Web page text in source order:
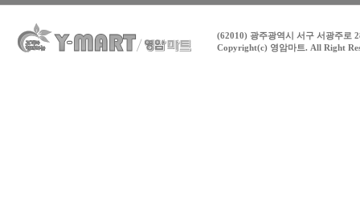
(62010) 광주광역시 서구 서광주로
Copyright(c) 영암마트. All Right